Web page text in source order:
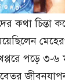
কথা
পড়ে ৩-৬